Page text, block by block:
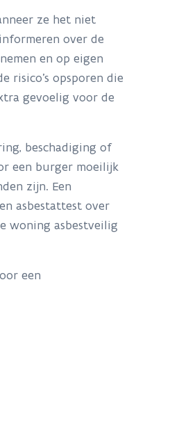
ze het niet
over de
en op eigen
risico’s opsporen die
gevoelig voor de
beschadiging of
een burger moeilijk
zijn. Een
asbestattest over
woning asbestveilig
een